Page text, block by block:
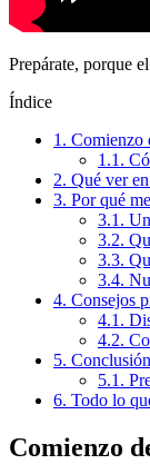
Prepárate, porque
Índice
1. Comienzo
1.1.
2. Qué ver
3. Por qué
3.1.
3.2.
3.3.
3.4.
4. Consejos
4.1.
4.2.
5.
5.1.
6. Todo lo
Comienzo